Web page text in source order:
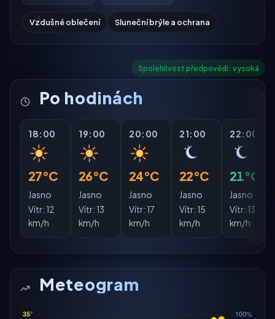
Vzdušné oblečení Sluneční brýle a ochrana
Spolehlivost předpovědi: vysoká
Po hodinách
18:00
27°C
Jasno
Vítr: 12
km/h
19:00
26°C
Jasno
Vítr: 13
km/h
20:00
24°C
Jasno
Vítr: 17
km/h
21:00
22°C
Jasno
Vítr: 15
km/h
22:00
21°C
Jasno
Vítr: 13
km/h
Meteogram